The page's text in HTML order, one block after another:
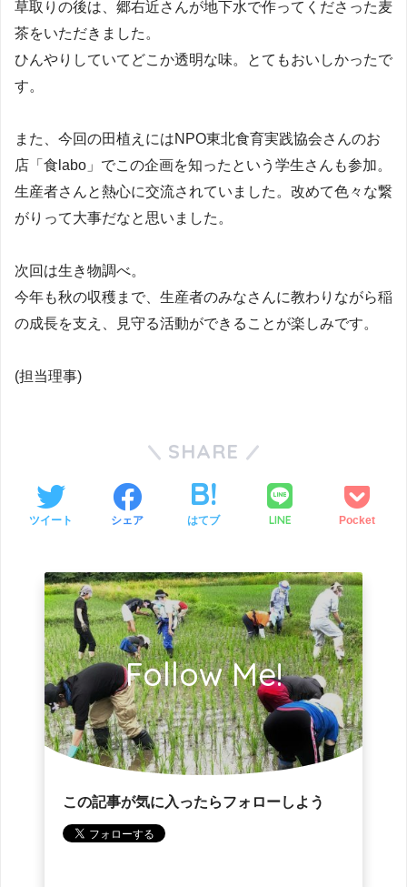
草取りの後は、郷右近さんが地下水で作ってくださった麦
茶をいただきました。
ひんやりしていてどこか透明な味。とてもおいしかったで
す。
また、今回の田植えにはNPO東北食育実践協会さんのお
店「食labo」でこの企画を知ったという学生さんも参加。
生産者さんと熱心に交流されていました。改めて色々な繋
がりって大事だなと思いました。
次回は生き物調べ。
今年も秋の収穫まで、生産者のみなさんに教わりながら稲
の成長を支え、見守る活動ができることが楽しみです。
(担当理事)
SHARE
ツイート シェア はてブ LINE Pocket
Follow Me!
この記事が気に入ったらフォローしよう